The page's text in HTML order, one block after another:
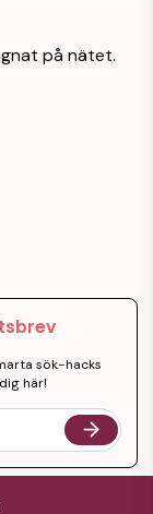
på nätet.
sök-hacks
här!